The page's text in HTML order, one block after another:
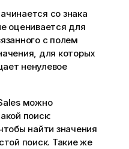
со знака
оценивается для
с полем
для которых
ненулевое
можно
поиск:
найти значения
поиск. Такие же